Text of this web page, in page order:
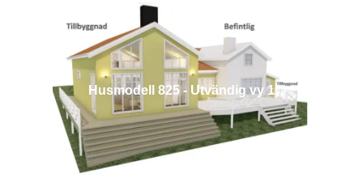
Husmodell 825 - Utvändig vy 1